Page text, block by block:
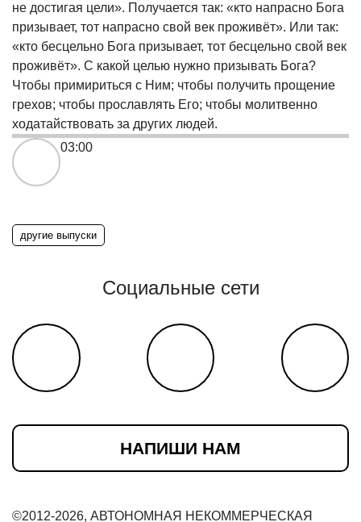
не достигая цели». Получается так: «кто напрасно Бога
призывает, тот напрасно свой век проживёт». Или так:
«кто бесцельно Бога призывает, тот бесцельно свой век
проживёт». С какой целью нужно призывать Бога?
Чтобы примириться с Ним; чтобы получить прощение
грехов; чтобы прославлять Его; чтобы молитвенно
ходатайствовать за других людей.
03:00
другие выпуски
Социальные сети
НАПИШИ НАМ
©2012-2026, АВТОНОМНАЯ НЕКОММЕРЧЕСКАЯ